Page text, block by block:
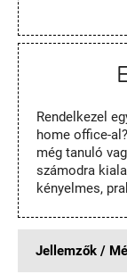
Rendelkezel
home office-
még tanuló
számodra
kényelmes,
Jellemzők /